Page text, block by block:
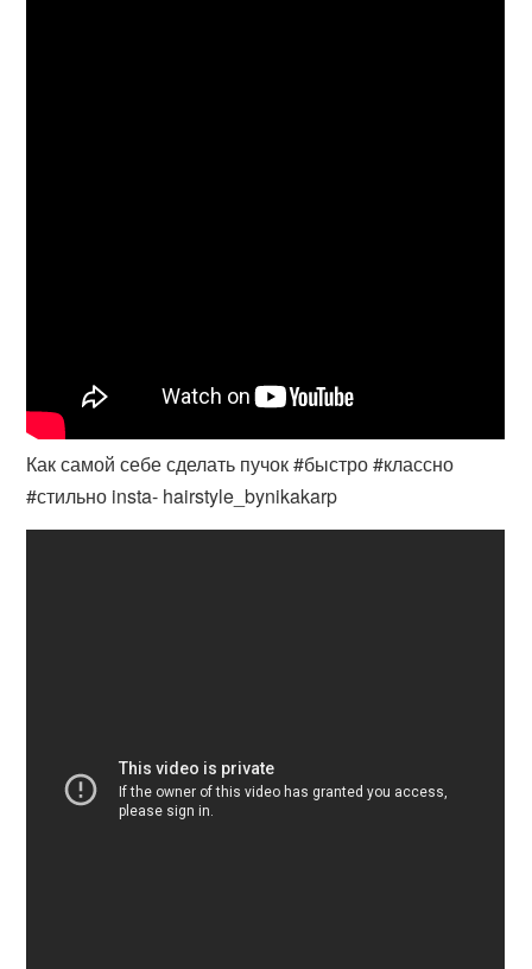
Как самой себе сделать пучок #быстро #классно
#стильно insta- hairstyle_bynikakarp